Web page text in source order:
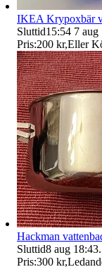
IKEA Krypoxbär
Sluttid15:54 7 aug
Pris:200 kr,Eller
Hackman
Sluttid8 aug 18:43.
Pris:300 kr,